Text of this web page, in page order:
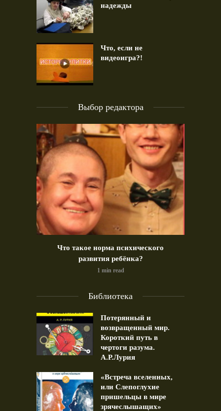
надежды
Что, если не
видеоигра?!
Выбор редактора
Что такое норма психического
развития ребёнка?
1 min read
Библиотека
Потерянный и
возвращенный мир.
Короткий путь в
чертоги разума.
А.Р.Лурия
«Встреча вселенных,
или Слепоглухие
пришельцы в мире
зрячеслышащих»